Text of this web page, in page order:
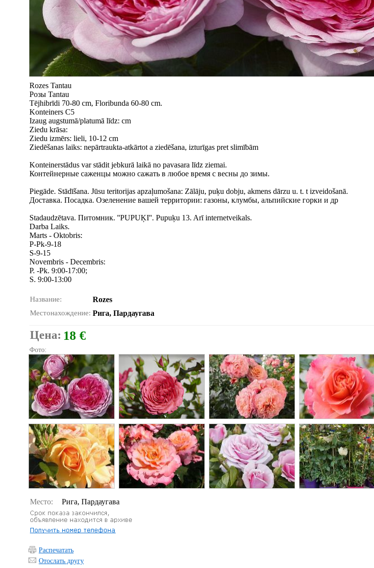
Rozes Tantau
Pозы Tantau
Tējhibrīdi 70-80 cm, Floribunda 60-80 cm.
Konteiners C5
Izaug augstumā/platumā līdz: cm
Ziedu krāsa:
Ziedu izmērs: lieli, 10-12 cm
Ziedēšanas laiks: nepārtraukta-atkārtot a ziedēšana, izturīgas pret slimībām
Konteinerstādus var stādit jebkurā laikā no pavasara līdz ziemai.
Контейнерные саженцы можно сажать в любое время с весны до зимы.
Piegāde. Stādīšana. Jūsu teritorijas apzaļumošana: Zālāju, puķu dobju, akmens dārzu u. t. t izveidošanā.
Доставка. Посадка. Озеленение вашей территории: газоны, клумбы, альпийские горки и др
Stadaudzētava. Питомник. ''PUPUĶI''. Pupuķu 13. Arī internetveikals.
Darba Laiks.
Marts - Oktobris:
P-Pk-9-18
S-9-15
Novembris - Decembris:
P. -Pk. 9:00-17:00;
S. 9:00-13:00
Название: Rozes
Местонахождение: Рига, Пардаугава
Цена: 18 €
Фото:
Место: Рига, Пардаугава
Распечатать
Отослать другу